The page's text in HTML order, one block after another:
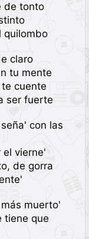
de tonto
quilombo
claro
tu mente
cuente
ser fuerte
con las
el vierne'
de gorra
muerto'
tiene que